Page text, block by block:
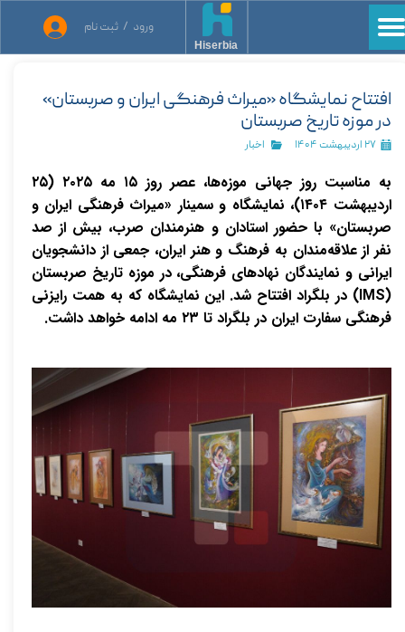
ورود / ثبت نام
حساب کاربری من
سفارشات
Hiserbia
افتتاح نمایشگاه «میراث فرهنگی ایران و صربستان»
در موزه تاریخ صربستان
۲۷ اردیبهشت ۱۴۰۴ اخبار
به مناسبت روز جهانی موزه‌ها، عصر روز ۱۵ مه ۲۰۲۵ (۲۵
اردیبهشت ۱۴۰۴)، نمایشگاه و سمینار «میراث فرهنگی ایران و
صربستان» با حضور استادان و هنرمندان صرب، بیش از صد
نفر از علاقه‌مندان به فرهنگ و هنر ایران، جمعی از دانشجویان
ایرانی و نمایندگان نهادهای فرهنگی، در موزه تاریخ صربستان
(IMS) در بلگراد افتتاح شد. این نمایشگاه که به همت رایزنی
فرهنگی سفارت ایران در بلگراد تا ۲۳ مه ادامه خواهد داشت.